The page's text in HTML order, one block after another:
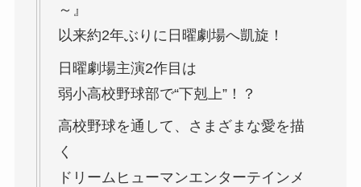
～』
以来約2年ぶりに日曜劇場へ凱旋！
日曜劇場主演2作目は
弱小高校野球部で“下剋上”！？
高校野球を通して、さまざまな愛を描
く
ドリームヒューマンエンターテインメ